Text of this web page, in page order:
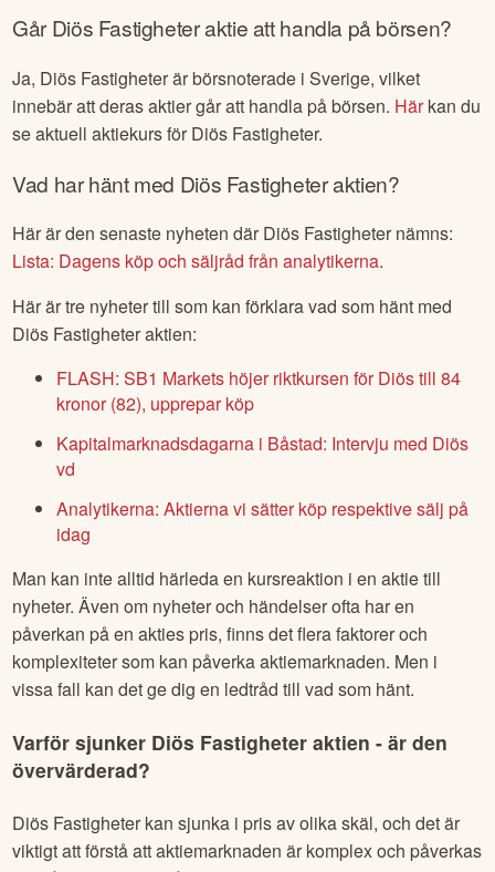
GårDiös Fastigheteraktie att handla på börsen?
innebär att deras aktier går att handla på börsen.Här
Vad har hänt medDiös Fastigheteraktien?
Här är den senaste nyheten därDiös Fastigheternämns:
Lista: Dagens köp och säljråd från analytikerna
Här är tre nyheter till som kan förklara vad som hänt med
Diös Fastigheteraktien:
FLASH: SB1 Markets höjer riktkursen för Diös till 84
kronor (82), upprepar köp
Kapitalmarknadsdagarna i Båstad: Intervju med Diös
vd
Analytikerna: Aktierna vi sätter köp respektive sälj på
idag
Man kan inte alltid härleda en kursreaktion i en aktie till
nyheter. Även om nyheter och händelser ofta har en
komplexiteter som kan påverka aktiemarknaden. Men i
vissa fall kan det ge dig en ledtråd till vad som hänt.
Varför sjunkerDiös Fastigheteraktien - är den
övervärderad?